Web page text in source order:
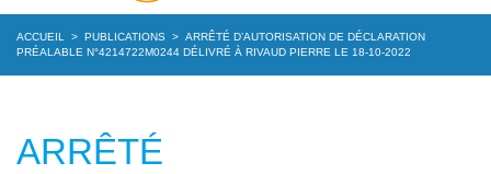
ACCUEIL > PUBLICATIONS > ARRÊTÉ D’AUTORISATION DE DÉCLARATION
PRÉALABLE N°4214722M0244 DÉLIVRÉ À RIVAUD PIERRE LE 18-10-2022
ARRÊTÉ